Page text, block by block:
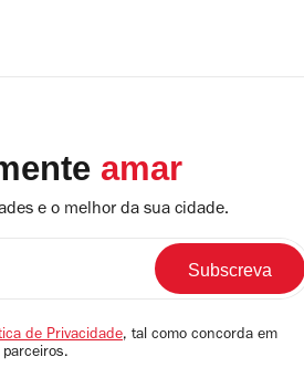
amar
e o melhor da sua cidade.
de Privacidade, tal como concorda em